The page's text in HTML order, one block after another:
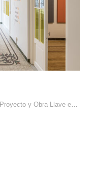
Proyecto y Obra Llave en Mano